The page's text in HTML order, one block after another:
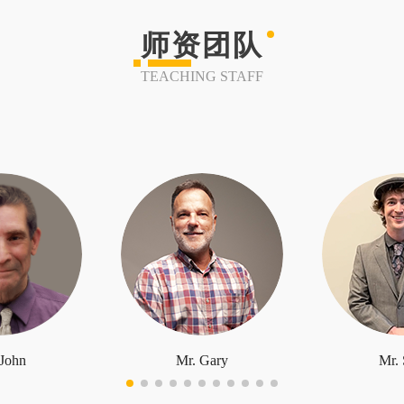
师资团队
TEACHING STAFF
Mr. Gary Mr.